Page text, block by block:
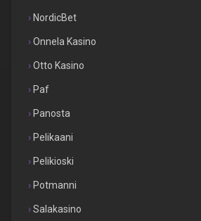
NordicBet
Onnela Kasino
Otto Kasino
Paf
Panosta
Pelikaani
Pelikioski
Potmanni
Salakasino